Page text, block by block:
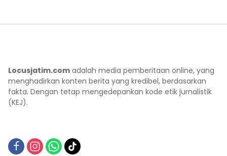
Locusjatim.com adalah media pemberitaan online, yang
menghadirkan konten berita yang kredibel, berdasarkan
fakta. Dengan tetap mengedepankan kode etik jurnalistik
(KEJ).